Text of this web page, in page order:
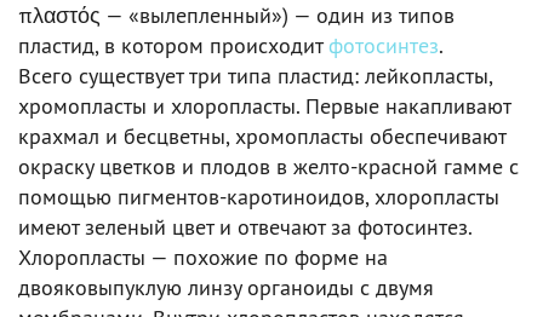
πλαστός — «вылепленный») — один из типов
пластид, в котором происходитфотосинтез.
Всего существует три типа пластид: лейкопласты,
хромопласты и хлоропласты. Первые накапливают
крахмал и бесцветны, хромопласты обеспечивают
окраску цветков и плодов в желто-красной гамме с
помощью пигментов-каротиноидов, хлоропласты
имеют зеленый цвет и отвечают за фотосинтез.
Хлоропласты — похожие по форме на
двояковыпуклую линзу органоиды с двумя